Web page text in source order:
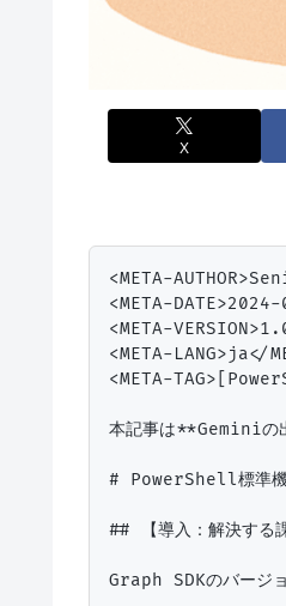
X
<META-
<META-
<META-
<META-LANG>ja</
<META-
本記事は**Geminiの
# PowerShell標準
## 【導入：解決する課
Graph SDKのバージ